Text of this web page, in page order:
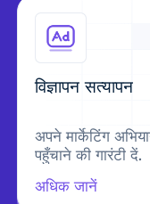
विज्ञापन सत्यापन
अपने मार्केटिंग
पहुँचाने की गारंटी दें.
अधिक जानें